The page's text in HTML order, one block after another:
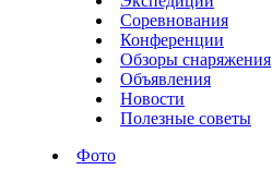
Соревнования
Конференции
Обзоры снаряжения
Объявления
Новости
Полезные советы
Фото